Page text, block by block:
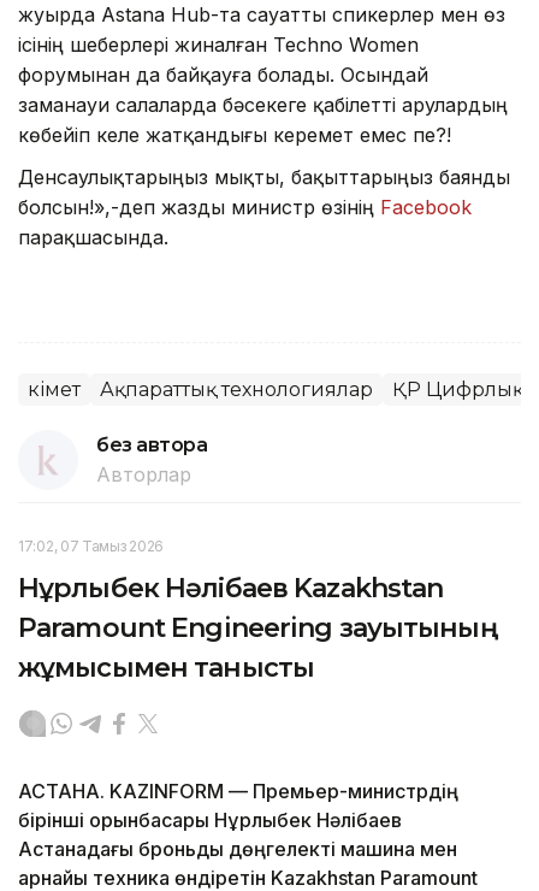
жуырда Astana Hub-та сауатты спикерлер мен өз
ісінің шеберлері жиналған Techno Women
форумынан да байқауға болады. Осындай
заманауи салаларда бәсекеге қабілетті арулардың
көбейіп келе жатқандығы керемет емес пе?!
Денсаулықтарыңыз мықты, бақыттарыңыз баянды
болсын!»,-деп жазды министр өзінің Facebook
парақшасында.
Үкімет Ақпараттық технологиялар ҚР Цифрлық
без автора
Авторлар
17:02, 07 Тамыз 2026
Нұрлыбек Нәлібаев Kazakhstan
Paramount Engineering зауытының
жұмысымен танысты
АСТАНА. KAZINFORM — Премьер-министрдің
бірінші орынбасары Нұрлыбек Нәлібаев
Астанадағы броньды дөңгелекті машина мен
арнайы техника өндіретін Kazakhstan Paramount